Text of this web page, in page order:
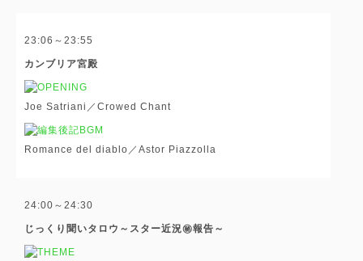
23:06～23:55
カンブリア宮殿
Joe Satriani／Crowed Chant
Romance del diablo／Astor Piazzolla
24:00～24:30
じっくり聞いタロウ～スター近況㊙報告～